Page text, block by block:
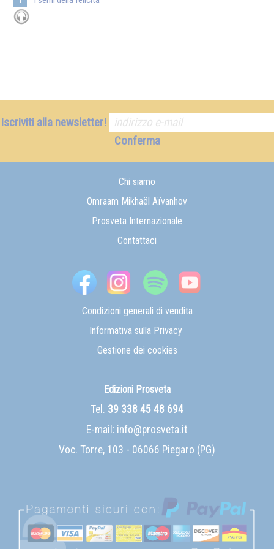
Iscriviti alla newsletter!
Conferma
Chi siamo
Omraam Mikhaël Aïvanhov
Prosveta Internazionale
Contattaci
Condizioni generali di vendita
Informativa sulla Privacy
Gestione dei cookies
Edizioni Prosveta
Tel. 39 338 45 48 694
E-mail: info@prosveta.it
Voc. Torre, 103 - 06066 Piegaro (PG)